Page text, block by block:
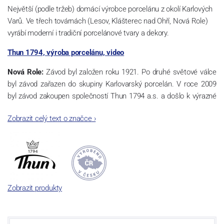
Největší (podle tržeb) domácí výrobce porcelánu z okolí Karlových
Varů. Ve třech továrnách (Lesov, Klášterec nad Ohří, Nová Role)
vyrábí moderní i tradiční porcelánové tvary a dekory.
Thun 1794, výroba porcelánu, video
Nová Role: Závod byl založen roku 1921. Po druhé světové válce
byl závod zařazen do skupiny Karlovarský porcelán. V roce 2009
byl závod zakoupen společností Thun 1794 a.s. a došlo k výrazné
společnosti a v jejím areálu jsou umístěny i provoz servis a výroba
a ve své výrobě navazuje na více jak 220-letou tradici výroby
porcelánu. Kapacita tohoto závodu je 3.500 - 4.000 tun ročně,
závod je vybaven moderními technologickými zařízeními -
isostatické lisy, tlakové lití, glazovací komplex, rychlovýpalná pec,
komorová pec, vtavná dekorační pec. Závod nabízí své výrobky jak
Zobrazit celý text o značce›
Zobrazit produkty